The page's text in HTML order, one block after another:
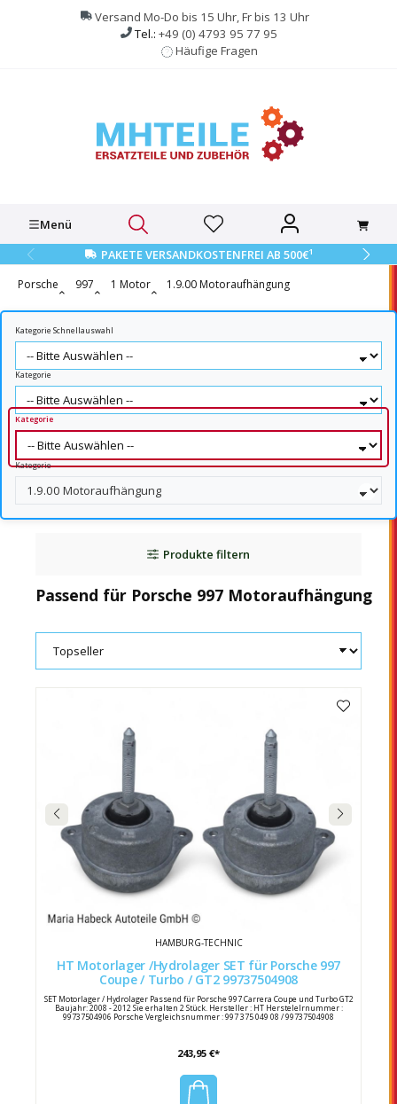
springen
Versand Mo-Do bis 15 Uhr, Fr bis 13 Uhr
Tel.: +49 (0) 4793 95 77 95
Häufige Fragen
Menü
PAKETE VERSANDKOSTENFREI AB 500€1
Porsche 997 1 Motor 1.9.00 Motoraufhängung
Kategorie Schnellauswahl
Kategorie
Kategorie
Kategorie
Produkte filtern
Passend für Porsche 997 Motoraufhängung
HAMBURG-TECHNIC
HT Motorlager /Hydrolager SET für Porsche 997
Coupe / Turbo / GT2 99737504908
SET Motorlager / Hydrolager Passend für Porsche 997 Carrera Coupe und Turbo GT2
Baujahr: 2008 - 2012 Sie erhalten 2 Stück. Hersteller : HT Herstelelrnummer :
99737504906 Porsche Vergleichsnummer : 997 375 049 08 / 99737504908
243,95 €*